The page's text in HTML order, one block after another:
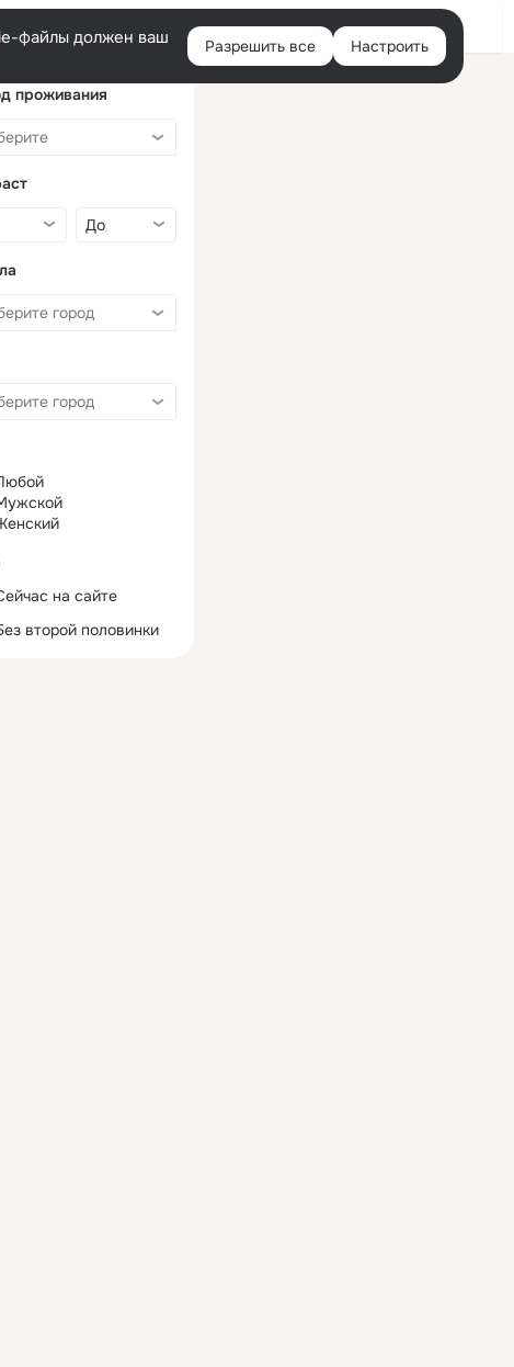
Войти
файлы должен ваш
Разрешить все Настроить
проживания
на сайте
второй половинки